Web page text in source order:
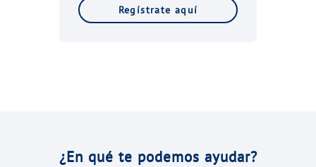
VER TODAS LAS GESTIONES
¿En qué te podemos ayudar?
Regístrate aquí